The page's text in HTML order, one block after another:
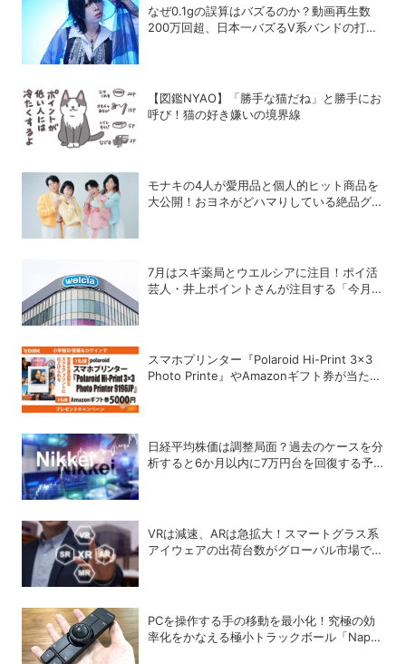
なぜ0.1gの誤算はバズるのか？動画再生数
200万回超、日本一バズるV系バンドの打算
【図鑑NYAO】「勝手な猫だね」と勝手にお
呼び！猫の好き嫌いの境界線
モナキの4人が愛用品と個人的ヒット商品を
大公開！おヨネがどハマりしている絶品グル
7月はスギ薬局とウエルシアに注目！ポイ活
芸人・井上ポイントさんが注目する「今月の
スマホプリンター『Polaroid Hi-Print 3×3
Photo Printe』やAmazonギフト券が当た
日経平均株価は調整局面？過去のケースを分
析すると6か月以内に7万円台を回復する予
VRは減速、ARは急拡大！スマートグラス系
アイウェアの出荷台数がグローバル市場で急
PCを操作する手の移動を最小化！究極の効
率化をかなえる極小トラックボール「Nape